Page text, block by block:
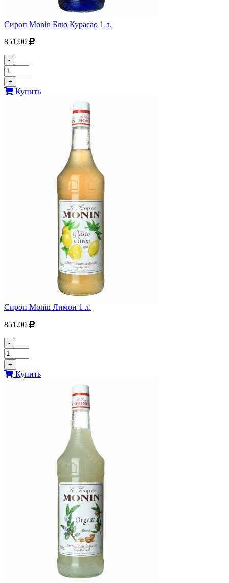
Сироп Monin Блю Курасао 1 л.
851.00
-
+
Купить
Сироп Monin Лимон 1 л.
851.00
-
+
Купить